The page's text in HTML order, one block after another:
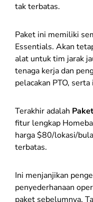
tak terbatas.
Paket ini memiliki
Essentials. Akan
alat untuk tim jarak
tenaga kerja dan
pelacakan PTO,
Terakhir adalah
fitur lengkap
harga $80/lokasi/
terbatas.
Ini menjanjikan
penyederhanaan
paket sebelumnya.